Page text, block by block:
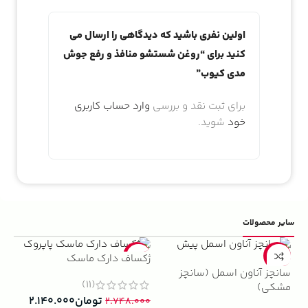
اولین نفری باشید که دیدگاهی را ارسال می
کنید برای “روغن شستشو منافذ و رفع جوش
مدی کیوب”
برای ثبت نقد و بررسی وارد حساب کاربری
خود شوید.
سایر محصولات
-13%
سانچز آناون اسمل (سانچز
مشکی)
-22%
ژکساف دارک ماسک
(11)
۲.۷۴۸.۰۰۰ تومان۲.۱۴۰.۰۰۰